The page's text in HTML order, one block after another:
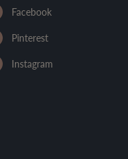
Facebook
Pinterest
Instagram